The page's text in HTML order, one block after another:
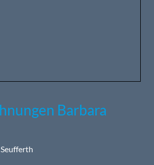
Barbara